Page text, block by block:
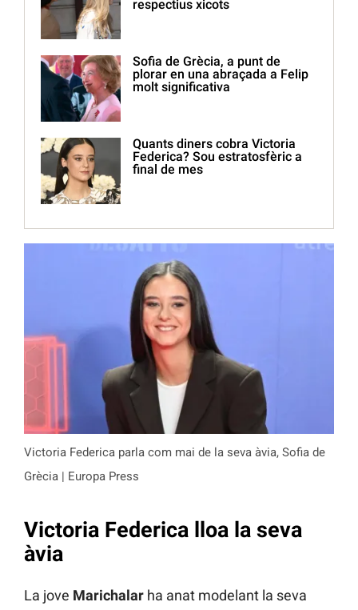
respectius xicots
Sofia de Grècia, a punt de
plorar en una abraçada a Felip
molt significativa
Quants diners cobra Victoria
Federica? Sou estratosfèric a
final de mes
Victoria Federica parla com mai de la seva àvia, Sofia de
Grècia | Europa Press
Victoria Federica lloa la seva
àvia
La jove Marichalar ha anat modelant la seva